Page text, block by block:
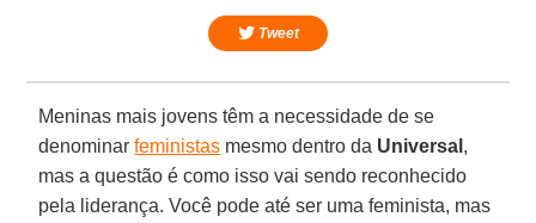
Tweet
Meninas mais jovens têm a necessidade de se
denominarfeministas mesmo dentro da Universal ,
mas a questão é como isso vai sendo reconhecido
pela liderança. Você pode até ser uma feminista, mas